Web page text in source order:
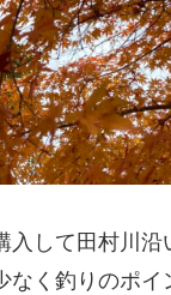
して田村川沿
なく釣りのポ